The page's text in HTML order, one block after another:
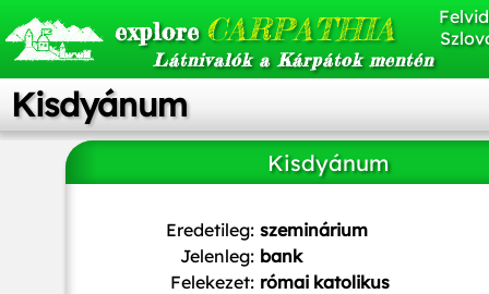
explore CARPATHIA
Látnivalók a Kárpátok mentén
Kisdyánum
Kisdyánum
Eredetileg: szeminárium
Jelenleg: bank
Felekezet: római katolikus